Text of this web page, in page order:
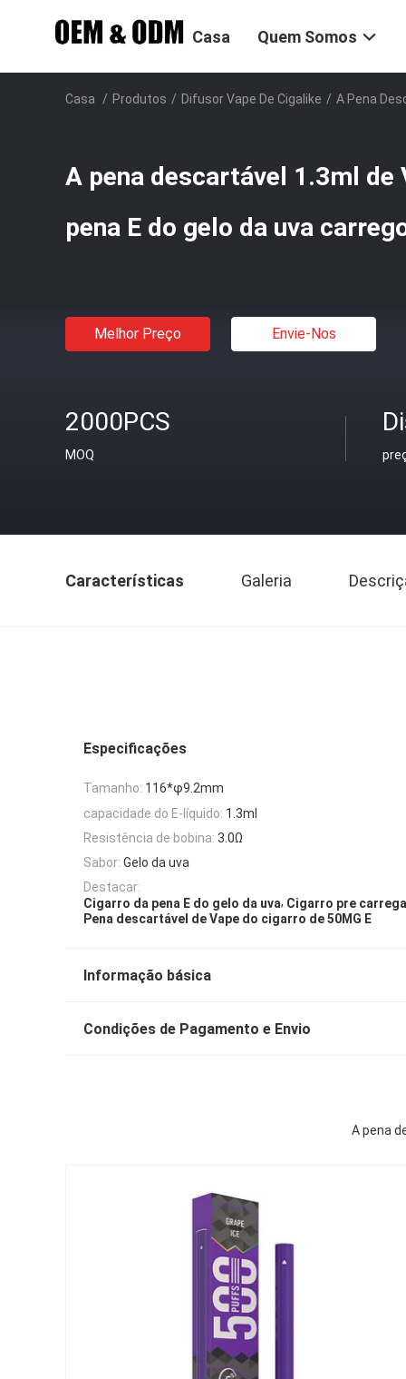
Casa Quem Somos
Casa / Produtos / Difusor Vape De Cigalike / A Pena
A pena descartável 1.3ml de
pena E do gelo da uva
Melhor Preço Envie-Nos
2000PCS
MOQ
Características Galeria
Especificações
Tamanho: 116*φ9.2mm
capacidade do E-líquido: 1.3ml
Resistência de bobina: 3.0Ω
Sabor: Gelo da uva
Destacar:
Cigarro da pena E do gelo da uva, Cigarro pre
Pena descartável de Vape do cigarro de 50MG E
Informação básica
Condições de Pagamento e Envio
A pena